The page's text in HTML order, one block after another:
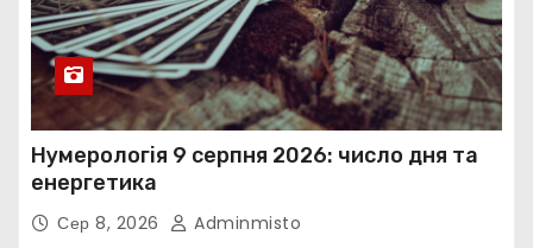
Нумерологія 9 серпня 2026: число дня та
енергетика
Сер 8, 2026 Adminmisto